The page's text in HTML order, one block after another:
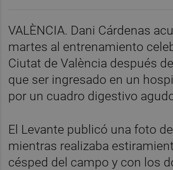
VALÈNCIA. Dani Cárdenas
martes al entrenamiento
Ciutat de València después
que ser ingresado en un
por un cuadro digestivo
El Levante publicó una foto
mientras realizaba
césped del campo y con los